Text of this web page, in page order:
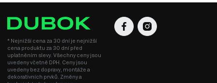
* Nejnižší cena za 30 dní je nejnižší
cena produktu za 30 dní před
uplatněním slevy. Všechny ceny jsou
uvedeny včetně DPH. Ceny jsou
uvedeny bez dopravy, montáže a
dekorativních prvků. Změny a